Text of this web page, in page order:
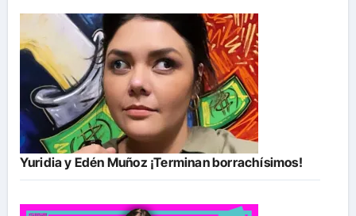
Yuridia y Edén Muñoz ¡Terminan borrachísimos!